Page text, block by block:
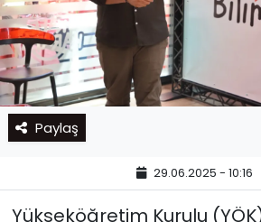
Paylaş
29.06.2025 - 10:16
Yükseköğretim Kurulu